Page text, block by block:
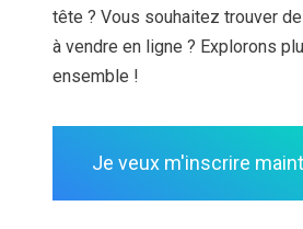
tête ? Vous souhaitez trouver
à vendre en ligne ? Explorons
ensemble !
Je veux m'inscrire